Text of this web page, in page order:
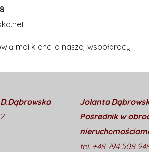
moi klienci o naszej współpracy
Jolanta
Pośrednik w
nieruchomościami
tel. +48 794 508